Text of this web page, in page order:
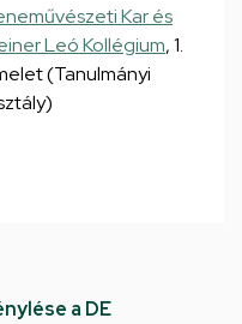
Kar és
Leó Kollégium, 1.
(Tanulmányi
a DE